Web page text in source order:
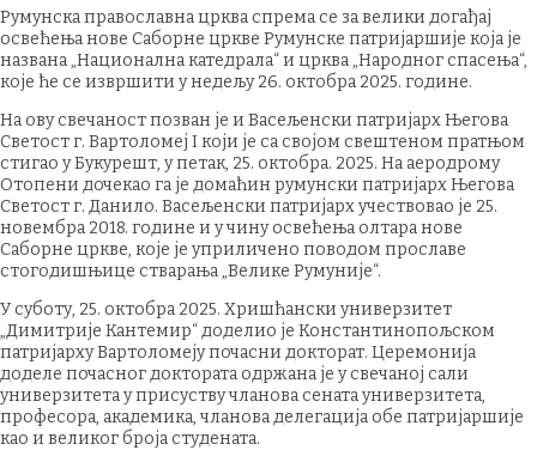
Румунска православна црква спрема се за велики догађај
освећења нове Саборне цркве Румунске патријаршије која је
названа „Национална катедрала“ и црква „Народног спасења“,
које ће се извршити у недељу 26. октобра 2025. године.
На ову свечаност позван је и Васељенски патријарх Његова
Светост г. Вартоломеј I који је са својом свештеном пратњом
стигао у Букурешт, у петак, 25. октобра. 2025. На аеродрому
Отопени дочекао га је домаћин румунски патријарх Његова
Светост г. Данило. Васељенски патријарх учествовао је 25.
новембра 2018. године и у чину освећења олтара нове
Саборне цркве, које је уприличено поводом прославе
стогодишњице стварања „Велике Румуније“.
У суботу, 25. октобра 2025. Хришћански универзитет
„Димитрије Кантемир“ доделио је Константинопољском
патријарху Вартоломеју почасни докторат. Церемонија
доделе почасног доктората одржана је у свечаној сали
универзитета у присуству чланова сената универзитета,
професора, академика, чланова делегација обе патријаршије
као и великог броја студената.